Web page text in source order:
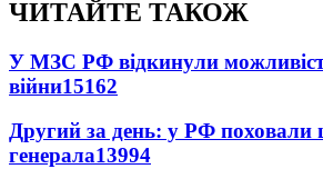
ЧИТАЙТЕ ТАКОЖ
У МЗС РФ відкинули
війни15162
Другий за день: у РФ поховали
генерала13994